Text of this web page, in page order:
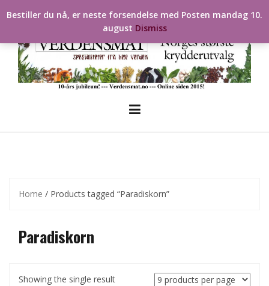
to
Home / Products tagged “Paradiskorn”
Paradiskorn
Showing the single result
Bestiller du nå, er neste forsendelse med Posten mandag 10.
august Dismiss